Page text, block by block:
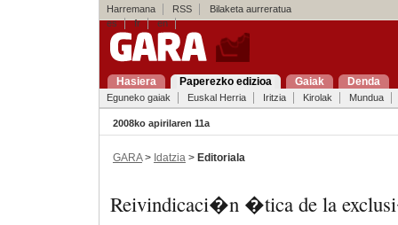
Harremana RSS
Bilaketa aurreratua
es
fr en
Hasiera Paperezko edizioa Gaiak Denda
Eguneko gaiak Euskal Herria Iritzia Kirolak Mundua
2008ko apirilaren 11a
GARA> Idatzia > Editoriala
Reivindicaci�n �tica de la